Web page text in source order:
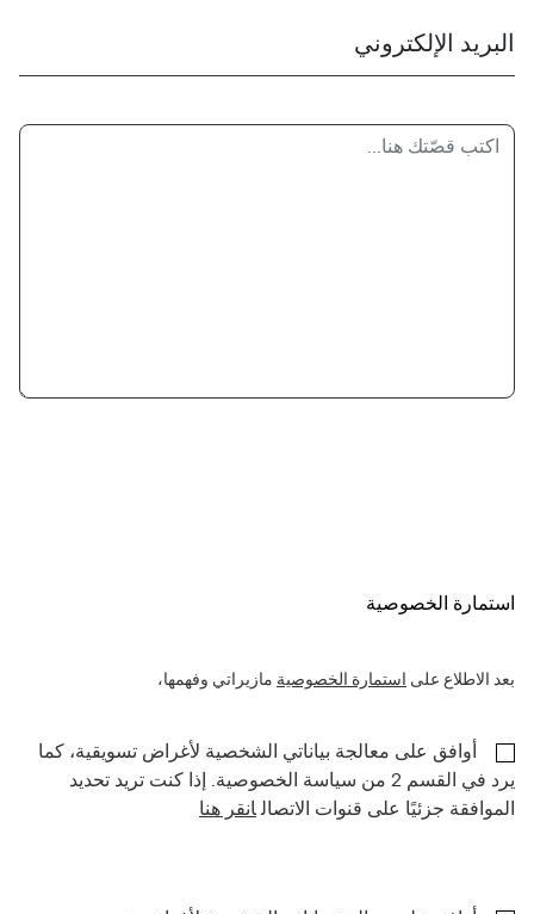
البريد الإلكتروني
استمارة الخصوصية
بعد الاطلاع على استمارة الخصوصية مازيراتي وفهمها،
أوافق على معالجة بياناتي الشخصية لأغراض تسويقية، كما
يرد في القسم 2 من سياسة الخصوصية. إذا كنت تريد تحديد
الموافقة جزئيًا على قنوات الاتصال انقر هنا